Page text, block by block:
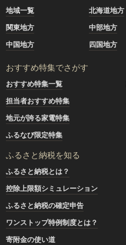
地域一覧 北海道地方
関東地方
中部地方
中国地方
四国地方
おすすめ特集でさがす
おすすめ特集一覧
担当者おすすめ特集
地元が誇る家電特集
ふるなび限定特集
ふるさと納税を知る
ふるさと納税とは？
控除上限額シミュレーション
ふるさと納税の確定申告
ワンストップ特例制度とは？
寄附金の使い道